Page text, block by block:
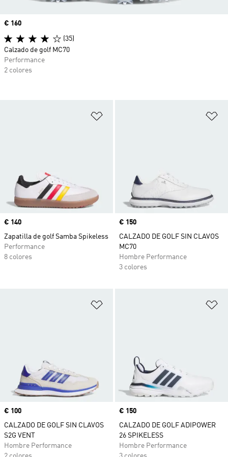
Precio
€ 140
Zapatilla de golf Samba Spikeless
Performance
8 colores
Precio
€ 150
CALZADO DE GOLF SIN CLAVOS
MC70
Hombre Performance
3 colores
Precio
€ 100
CALZADO DE GOLF SIN CLAVOS
S2G VENT
Hombre Performance
Precio
€ 150
CALZADO DE GOLF ADIPOWER
26 SPIKELESS
Hombre Performance
Precio
€ 160
(35)
Calzado de golf MC70
Performance
2 colores